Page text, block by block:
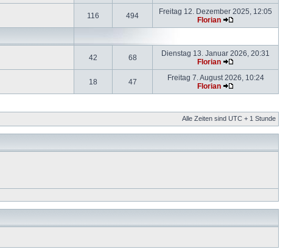
116 494
Freitag 12. Dezember 2025, 12:05
Florian
42 68
Dienstag 13. Januar 2026, 20:31
Florian
18 47
Freitag 7. August 2026, 10:24
Florian
Alle Zeiten sind UTC + 1 Stunde